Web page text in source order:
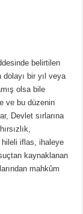
belirtilen
bir yıl veya
olsa bile
ve bu düzenin
Devlet sırlarına
hileli iflas, ihaleye
kaynaklanan
mahkûm